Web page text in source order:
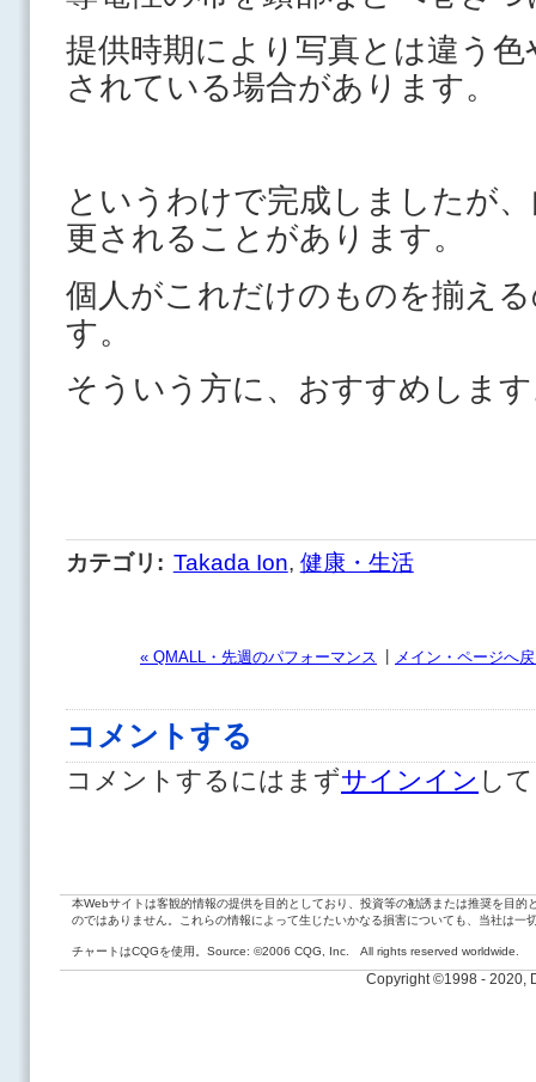
提供時期により写真とは違う
されている場合があります。
というわけで完成しましたが
更されることがあります。
個人がこれだけのものを揃え
す。
そういう方に、おすすめしま
カテゴリ : Takada Ion, 健康・生活
« QMALL・先週のパフォーマンス メイン・ページへ
コメントする
コメントするにはまずサインイン し
本Webサイトは客観的情報の提供を目的としており、投資等の勧誘または推奨を目
のではありません。これらの情報によって生じたいかなる損害についても、当社は一
チャートはCQGを使用。Source: ©2006 CQG, Inc. All rights reserved worldwide.
Copyright ©1998 - 2020,